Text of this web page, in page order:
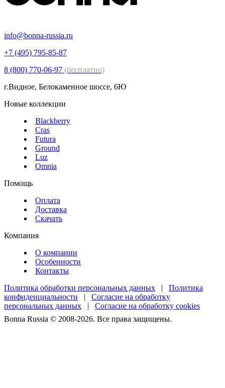
info@bonna-russia.ru
+7 (495) 795-85-87
8 (800) 770-06-97 (бесплатно)
г.Видное, Белокаменное шоссе, 6Ю
Новые коллекции
Blackberry
Cras
Futura
Ground
Luz
Omnia
Помощь
Оплата
Доставка
Скачать
Компания
О компании
Особенности
Контакты
Политика обработки персональных данных | Политика
конфиденциальности | Согласие на обработку
персональных данных | Согласие на обработку cookies
Bonna Russia © 2008-2026. Все права защищены.